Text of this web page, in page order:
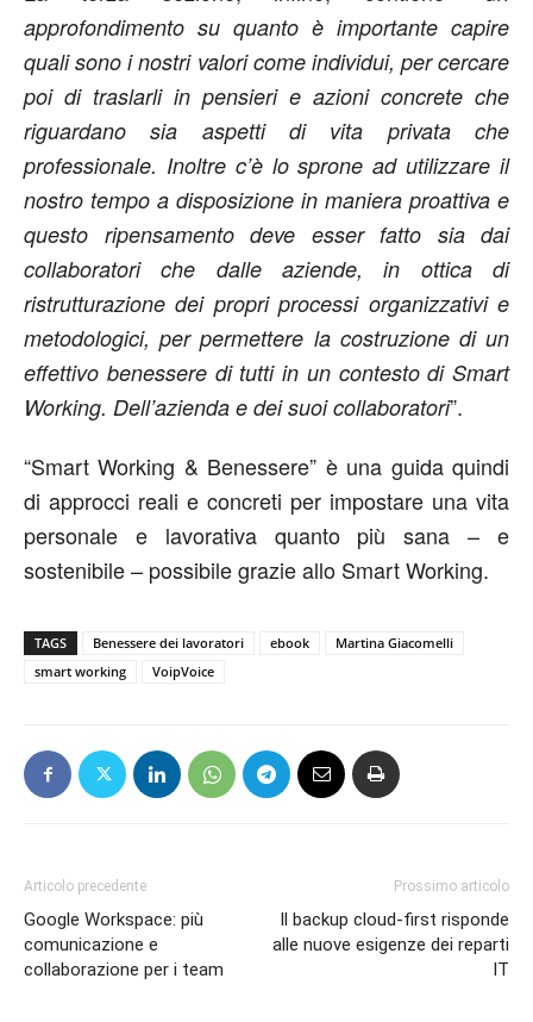
approfondimento su quanto è importante capire
quali sono i nostri valori come individui, per cercare
poi di traslarli in pensieri e azioni concrete che
riguardano sia aspetti di vita privata che
professionale. Inoltre c’è lo sprone ad utilizzare il
nostro tempo a disposizione in maniera proattiva e
questo ripensamento deve esser fatto sia dai
collaboratori che dalle aziende, in ottica di
ristrutturazione dei propri processi organizzativi e
metodologici, per permettere la costruzione di un
effettivo benessere di tutti in un contesto di Smart
Working. Dell’azienda e dei suoi collaboratori”.
“Smart Working & Benessere” è una guida quindi
di approcci reali e concreti per impostare una vita
personale e lavorativa quanto più sana – e
sostenibile – possibile grazie allo Smart Working.
TAGS Benessere dei lavoratori ebook
Martina Giacomelli
smart working
VoipVoice
Articolo precedente
Google Workspace: più
comunicazione e
collaborazione per i team
Prossimo articolo
Il backup cloud-first risponde
alle nuove esigenze dei reparti
IT